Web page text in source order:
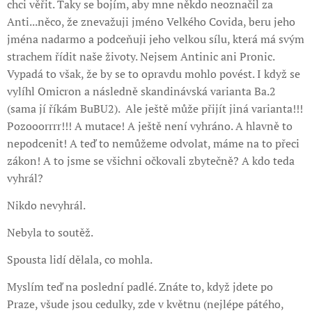
chci věřit. Taky se bojím, aby mne někdo neoznačil za
Anti...něco, že znevažuji jméno Velkého Covida, beru jeho
jména nadarmo a podceňuji jeho velkou sílu, která má svým
strachem řídit naše životy. Nejsem Antinic ani Pronic.
Vypadá to však, že by se to opravdu mohlo povést. I když se
vylíhl Omicron a následně skandinávská varianta Ba.2
(sama jí říkám BuBU2). Ale ještě může přijít jiná varianta!!!
Pozooorrrr!!! A mutace! A ještě není vyhráno. A hlavně to
nepodcenit! A teď to nemůžeme odvolat, máme na to přeci
zákon! A to jsme se všichni očkovali zbytečně? A kdo teda
vyhrál?
Nikdo nevyhrál.
Nebyla to soutěž.
Spousta lidí dělala, co mohla.
Myslím teď na poslední padlé. Znáte to, když jdete po
Praze, všude jsou cedulky, zde v květnu (nejlépe pátého,